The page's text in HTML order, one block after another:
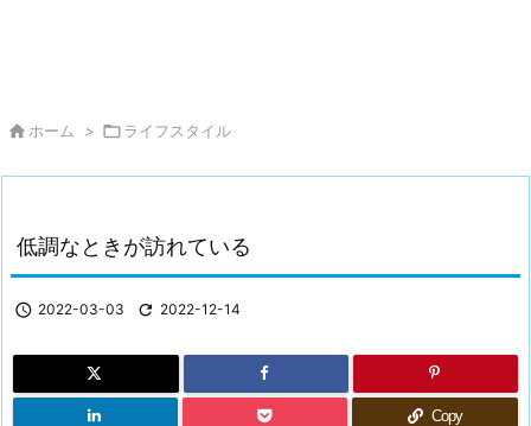
 ホーム > ライフスタイル
低調なときが訪れている
 2022-03-03  2022-12-14
Copy